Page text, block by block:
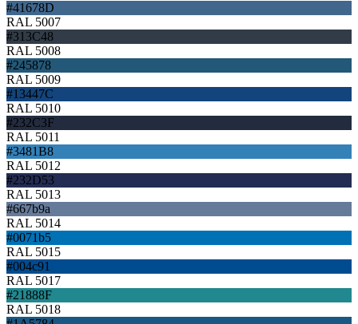
#41678D
RAL 5007
#313C48
RAL 5008
#245878
RAL 5009
#13447C
RAL 5010
#232C3F
RAL 5011
#3481B8
RAL 5012
#232D53
RAL 5013
#667b9a
RAL 5014
#0071b5
RAL 5015
#004c91
RAL 5017
#21888F
RAL 5018